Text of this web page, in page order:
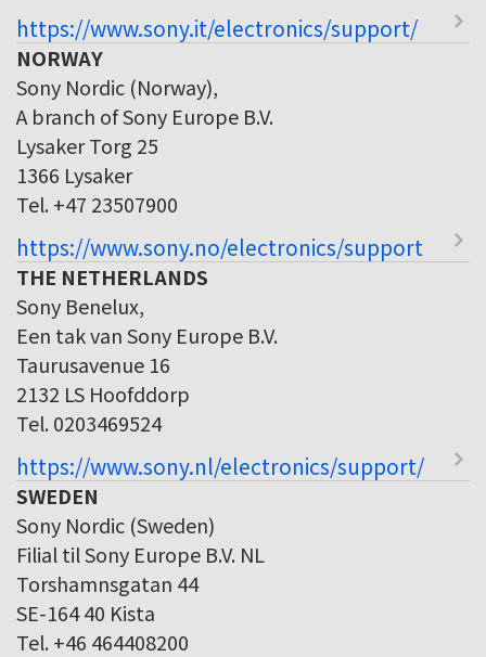
https://www.sony.it/electronics/support/
NORWAY
Sony Nordic (Norway),
A branch of Sony Europe B.V.
Lysaker Torg 25
1366 Lysaker
Tel. +47 23507900
https://www.sony.no/electronics/support
THE NETHERLANDS
Sony Benelux,
Een tak van Sony Europe B.V.
Taurusavenue 16
2132 LS Hoofddorp
Tel. 0203469524
https://www.sony.nl/electronics/support/
SWEDEN
Sony Nordic (Sweden)
Filial til Sony Europe B.V. NL
Torshamnsgatan 44
SE-164 40 Kista
Tel. +46 464408200